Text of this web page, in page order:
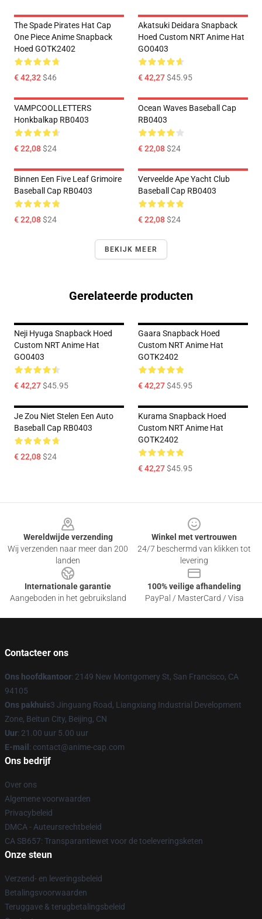
The Spade Pirates Hat Cap
One Piece Anime Snapback
Hoed GOTK2402
€ 42,32$46
Akatsuki Deidara Snapback
Hoed Custom NRT Anime Hat
GO0403
€ 42,27$45.95
VAMPCOOLLETTERS
Honkbalkap RB0403
€ 22,08$24
Ocean Waves Baseball Cap
RB0403
€ 22,08$24
Binnen Een Five Leaf Grimoire
Baseball Cap RB0403
€ 22,08$24
Verveelde Ape Yacht Club
Baseball Cap RB0403
€ 22,08$24
BEKIJK MEER
Gerelateerde producten
Neji Hyuga Snapback Hoed
Custom NRT Anime Hat
GO0403
€ 42,27$45.95
Gaara Snapback Hoed
Custom NRT Anime Hat
GOTK2402
€ 42,27$45.95
Je Zou Niet Stelen Een Auto
Baseball Cap RB0403
€ 22,08$24
Kurama Snapback Hoed
Custom NRT Anime Hat
GOTK2402
€ 42,27$45.95
Wereldwijde verzending
Wij verzenden naar meer dan 200
landen
Winkel met vertrouwen
24/7 beschermd van klikken tot
levering
Internationale garantie
Aangeboden in het gebruiksland
100% veilige afhandeling
PayPal / MasterCard / Visa
Contacteer ons
Ons hoofdkantoor: 2149 New Montgomery St, San Francisco, CA
94105
Ons pakhuis3 Jinguang Road, Liangxiang Industrial Development
Zone, Beitun City, Beijing, CN
Uur: 21.00 uur 5.00 uur
E-mail : contact@anime-cap.com
Ons bedrijf
Over ons
Algemene voorwaarden
Privacybeleid
DMCA - Auteursrechtbeleid
CA SB657: Transparantiewet voor de toeleveringsketen
Onze steun
Verzend- en leveringsbeleid
Betalingsvoorwaarden
Teruggave & terugbetalingsbeleid